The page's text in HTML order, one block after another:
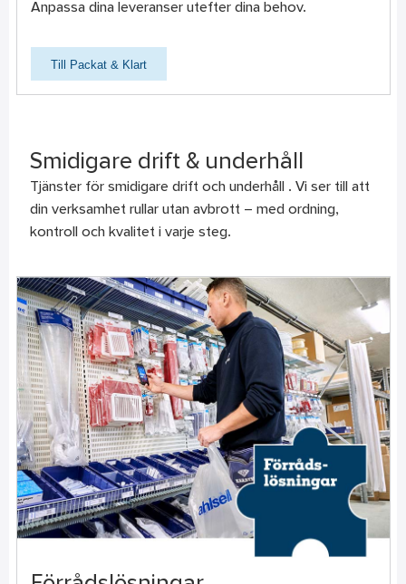
Anpassa dina leveranser utefter dina behov.
Till Packat & Klart
Smidigare drift & underhåll
Tjänster för smidigare drift och underhåll . Vi ser till att
din verksamhet rullar utan avbrott – med ordning,
kontroll och kvalitet i varje steg.